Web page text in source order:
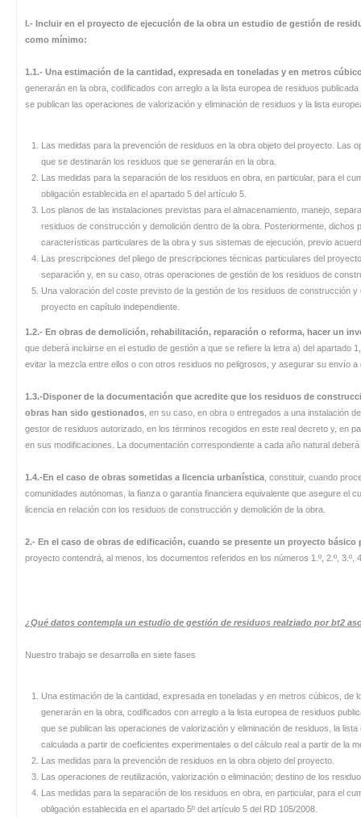
I.- Incluir en el proyecto de ejecución de la obra un estudio de gestión de
como mínimo:
1.1.- Una estimación de la cantidad, expresada en toneladas y en metros
generarán en la obra, codificados con arreglo a la lista europea de residuos
se publican las operaciones de valorización y eliminación de residuos y la lista
Las medidas para la prevención de residuos en la obra objeto del proyecto. Las
que se destinarán los residuos que se generarán en la obra.
Las medidas para la separación de los residuos en obra, en particular, para el
obligación establecida en el apartado 5 del artículo 5.
Los planos de las instalaciones previstas para el almacenamiento, manejo,
residuos de construcción y demolición dentro de la obra. Posteriormente, dichos
características particulares de la obra y sus sistemas de ejecución, previo
Las prescripciones del pliego de prescripciones técnicas particulares del
separación y, en su caso, otras operaciones de gestión de los residuos de
Una valoración del coste previsto de la gestión de los residuos de construcción
proyecto en capítulo independiente.
1.2.- En obras de demolición, rehabilitación, reparación o reforma, hacer un
que deberá incluirse en el estudio de gestión a que se refiere la letra a) del apartado
evitar la mezcla entre ellos o con otros residuos no peligrosos, y asegurar su envío
1.3.-Disponer de la documentación que acredite que los residuos de
obras han sido gestionados , en su caso, en obra o entregados a una instalación
gestor de residuos autorizado, en los términos recogidos en este real decreto y, en
en sus modificaciones. La documentación correspondiente a cada año natural
1.4.-En el caso de obras sometidas a licencia urbanística , constituir, cuando
comunidades autónomas, la fianza o garantía financiera equivalente que asegure el
licencia en relación con los residuos de construcción y demolición de la obra.
2.- En el caso de obras de edificación, cuando se presente un proyecto
proyecto contendrá, al menos, los documentos referidos en los números 1.º, 2.º, 3.º,
¿Qué datos contempla un estudio de gestión de residuos realziado por bt2
Nuestro trabajo se desarrolla en siete fases
Una estimación de la cantidad, expresada en toneladas y en metros cúbicos, de
generarán en la obra, codificados con arreglo a la lista europea de residuos
que se publican las operaciones de valorización y eliminación de residuos, la
calculada a partir de coeficientes experimentales o del cálculo real a partir de la
Las medidas para la prevención de residuos en la obra objeto del proyecto.
Las operaciones de reutilización, valorización o eliminación; destino de los
Las medidas para la separación de los residuos en obra, en particular, para el
obligación establecida en el apartado 5º del artículo 5 del RD 105/2008.